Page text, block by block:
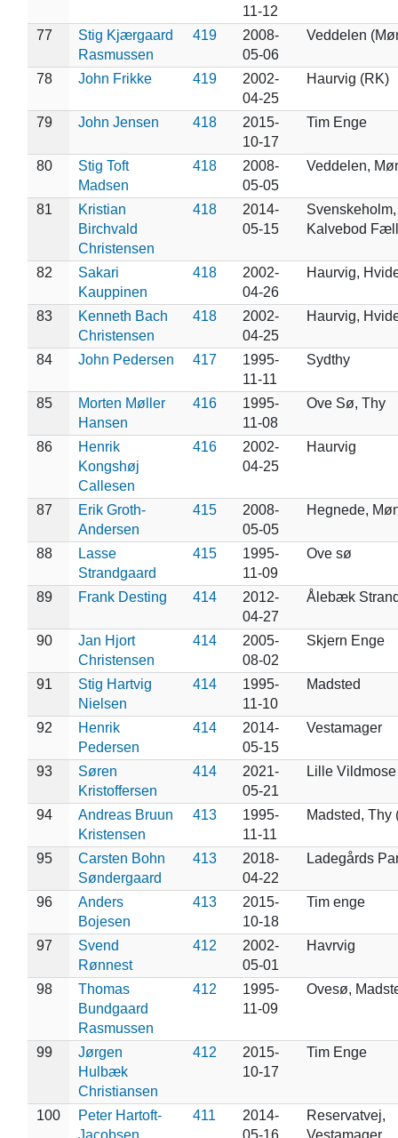
11-12
77
Stig Kjærgaard
Rasmussen
419
2008-
05-06
Veddelen
78 John Frikke 419
2002-
04-25
Haurvig (RK)
79 John Jensen 418
2015-
10-17
Tim Enge
80
Stig Toft
Madsen
418
2008-
05-05
Veddelen,
81
Kristian
Birchvald
Christensen
418
2014-
05-15
Svenskeholm,
Kalvebod
82
Sakari
Kauppinen
418
2002-
04-26
Haurvig,
83
Kenneth Bach
Christensen
418
2002-
04-25
Haurvig,
84 John Pedersen 417
1995-
11-11
Sydthy
85
Morten Møller
Hansen
416
1995-
11-08
Ove Sø, Thy
86
Henrik
Kongshøj
Callesen
416
2002-
04-25
Haurvig
87
Erik Groth-
Andersen
415
2008-
05-05
Hegnede,
88
Lasse
Strandgaard
415
1995-
11-09
Ove sø
89 Frank Desting 414
2012-
04-27
Ålebæk
90
Jan Hjort
Christensen
414
2005-
08-02
Skjern Enge
91
Stig Hartvig
Nielsen
414
1995-
11-10
Madsted
92
Henrik
Pedersen
414
2014-
05-15
Vestamager
93
Søren
Kristoffersen
414
2021-
05-21
Lille Vildmose
94
Andreas Bruun
Kristensen
413
1995-
11-11
Madsted, Thy
95
Carsten Bohn
Søndergaard
413
2018-
04-22
Ladegårds
96
Anders
Bojesen
413
2015-
10-18
Tim enge
97
Svend
Rønnest
412
2002-
05-01
Havrvig
98
Thomas
Bundgaard
Rasmussen
412
1995-
11-09
Ovesø,
99
Jørgen
Hulbæk
Christiansen
412
2015-
10-17
Tim Enge
100
Peter Hartoft-
Jacobsen
411
2014-
05-16
Reservatvej,
Vestamager